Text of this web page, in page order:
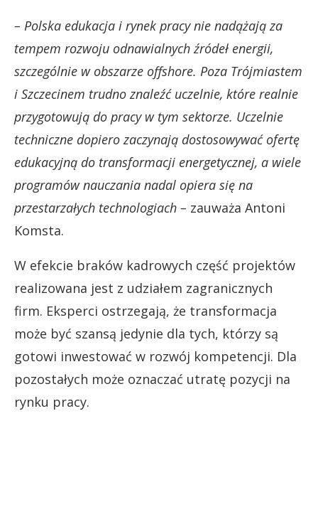
– Polska edukacja i rynek pracy nie nadążają za
tempem rozwoju odnawialnych źródeł energii,
szczególnie w obszarze offshore. Poza Trójmiastem
i Szczecinem trudno znaleźć uczelnie, które realnie
przygotowują do pracy w tym sektorze. Uczelnie
techniczne dopiero zaczynają dostosowywać ofertę
edukacyjną do transformacji energetycznej, a wiele
programów nauczania nadal opiera się na
przestarzałych technologiach – zauważa Antoni
Komsta.
W efekcie braków kadrowych część projektów
realizowana jest z udziałem zagranicznych
firm. Eksperci ostrzegają, że transformacja
może być szansą jedynie dla tych, którzy są
gotowi inwestować w rozwój kompetencji. Dla
pozostałych może oznaczać utratę pozycji na
rynku pracy.